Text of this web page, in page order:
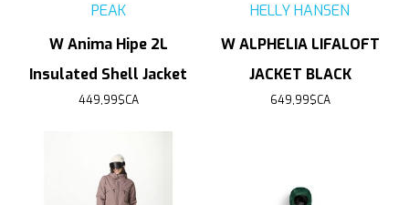
PEAK
W Anima Hipe 2L
Insulated Shell Jacket
449,99$CA
HELLY HANSEN
W ALPHELIA LIFALOFT
JACKET BLACK
649,99$CA